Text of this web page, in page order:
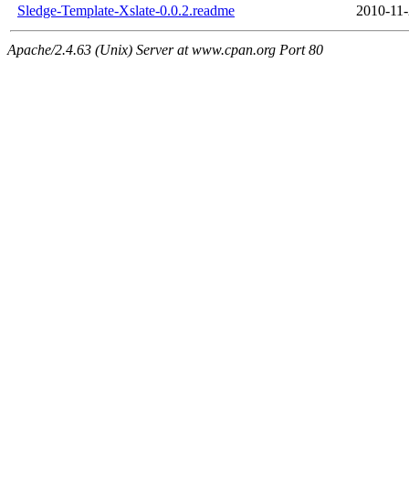
Sledge-Template-Xslate-0.0.2.readme
2010-
Apache/2.4.63 (Unix) Server at www.cpan.org Port 80